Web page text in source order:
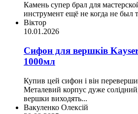
Камень супер брал для
инструмент ещё не когда не был
Віктор
10.01.2026
Сифон для вершків
1000мл
Купив цей сифон і він
Металевий корпус дуже
вершки виходять...
Вакуленко Олексій